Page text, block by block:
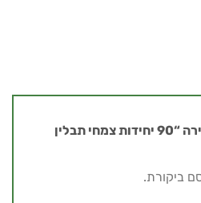
היה הראשון לכתוב סקירה “90 יחידות צמחי תבלין
ביקורת.